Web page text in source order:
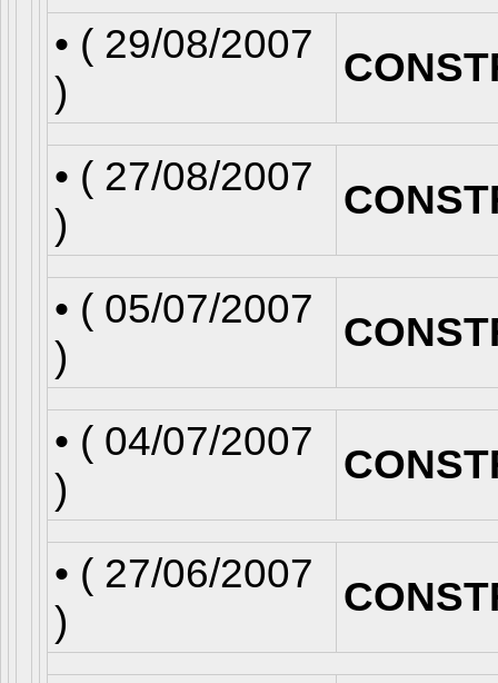
• ( 29/08/2007
)
• ( 27/08/2007
)
• ( 05/07/2007
)
• ( 04/07/2007
)
• ( 27/06/2007
)